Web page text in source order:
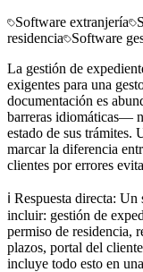
Software extranjería
residencia
Software
La gestión de
exigentes para una
documentación es
barreras idiomáticas—
estado de sus trámites.
marcar la diferencia
clientes por errores
ℹ️ Respuesta directa: Un
incluir: gestión de
permiso de residencia,
plazos, portal del
incluye todo esto en